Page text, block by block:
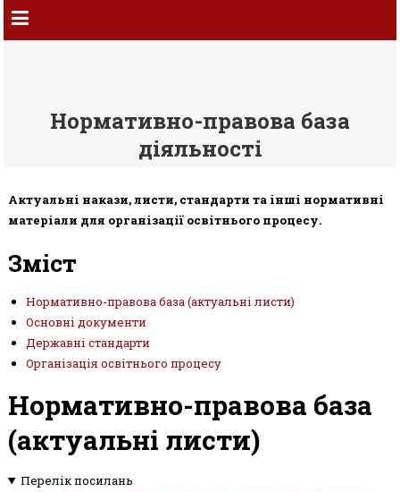
Нормативно-правова база
діяльності
Актуальні накази, листи, стандарти та інші нормативні
матеріали для організації освітнього процесу.
Зміст
Нормативно-правова база (актуальні листи)
Основні документи
Державні стандарти
Організація освітнього процесу
Нормативно-правова база
(актуальні листи)
Перелік посилань